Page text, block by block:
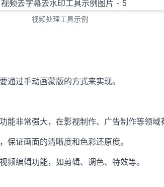
视频处理工具示例
通过手动画蒙版的方式来实现。
能非常强大，在影视制作、广告制作等领域
保证画面的清晰度和色彩还原度。
频编辑功能，如剪辑、调色、特效等。